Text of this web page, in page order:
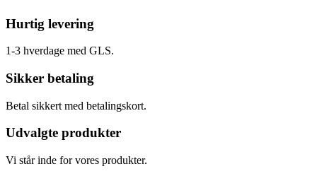
Hurtig levering
1-3 hverdage med GLS.
Sikker betaling
Betal sikkert med betalingskort.
Udvalgte produkter
Vi står inde for vores produkter.